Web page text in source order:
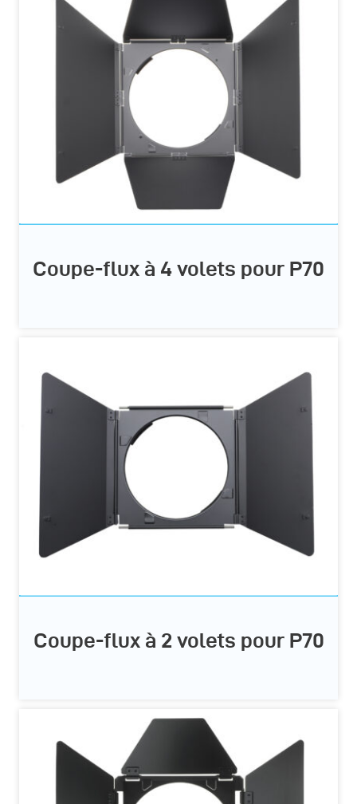
Coupe-flux à 4 volets pour P70
Coupe-flux à 2 volets pour P70